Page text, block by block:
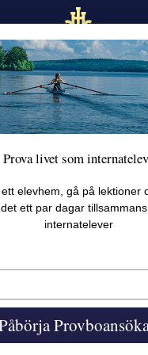
livesändningar.
sidan.
Prova livet som
elevhem, gå på lektioner
ett par dagar
internatelever